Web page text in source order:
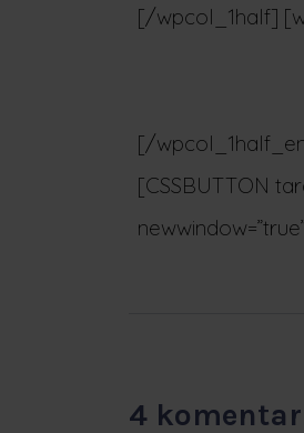
[/wpcol_1half]
[/
[CSSBUTTON
4